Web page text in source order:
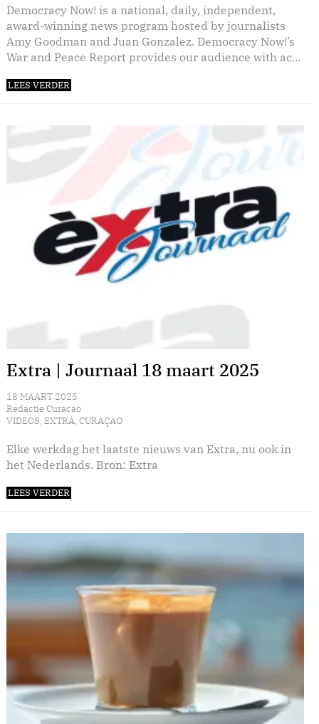
Democracy Now! is a national, daily, independent,
award-winning news program hosted by journalists
Amy Goodman and Juan Gonzalez. Democracy Now!’s
War and Peace Report provides our audience with ac...
LEES VERDER
Extra | Journaal 18 maart 2025
18 MAART 2025
Redactie Curacao
VIDEOS, EXTRÁ, CURAÇAO
Elke werkdag het laatste nieuws van Extra, nu ook in
het Nederlands. Bron: Extra
LEES VERDER